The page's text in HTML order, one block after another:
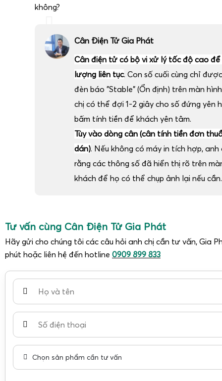
không?
Cân Điện Tử Gia Phát
Cân điện tử có bộ vi xử lý tốc độ cao để
lượng liên tục. Con số cuối cùng chỉ
đèn báo "Stable" (Ổn định) trên màn
chị có thể đợi 1-2 giây cho số đứng yên
bấm tính tiền để khách yên tâm.
Tùy vào dòng cân (cân tính tiền đơn
dán). Nếu không có máy in tích hợp,
rằng các thông số đã hiển thị rõ trên
khách để họ có thể chụp ảnh lại nếu cần.
Tư vấn cùng Cân Điện Tử Gia Phát
Hãy gửi cho chúng tôi các câu hỏi anh chị cần tư vấn, Gia
phút hoặc liên hệ đến hotline 0909 899 833
Chọn sản phẩm cần tư vấn